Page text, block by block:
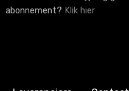
abonnement? Klik hier